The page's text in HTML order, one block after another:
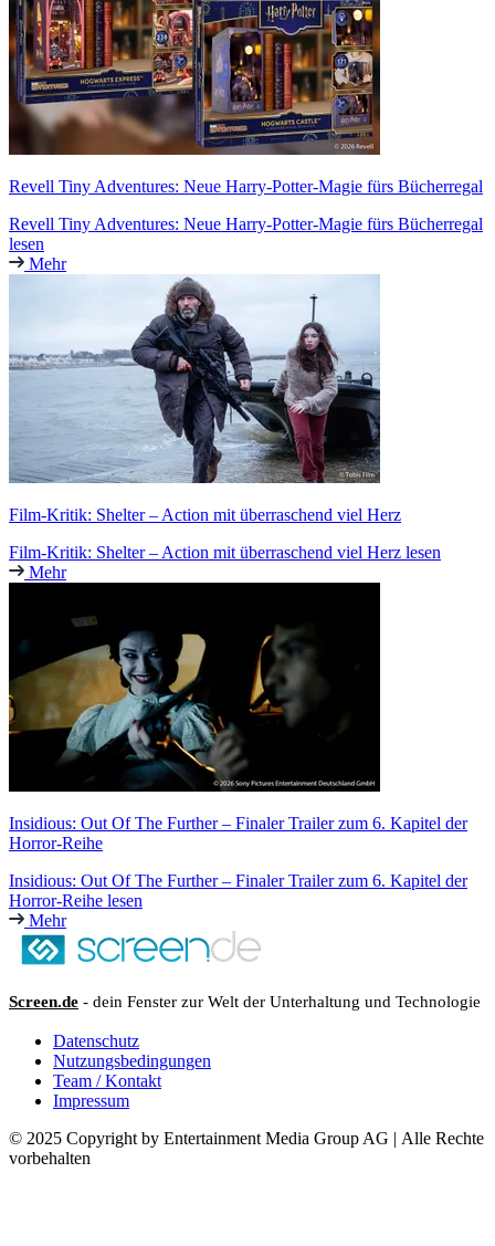
Revell Tiny Adventures: Neue Harry-Potter-Magie fürs Bücherregal
Revell Tiny Adventures: Neue Harry-Potter-Magie fürs Bücherregal
lesen
Mehr
Film-Kritik: Shelter – Action mit überraschend viel Herz
Film-Kritik: Shelter – Action mit überraschend viel Herz lesen
Mehr
Insidious: Out Of The Further – Finaler Trailer zum 6. Kapitel der
Horror-Reihe
Insidious: Out Of The Further – Finaler Trailer zum 6. Kapitel der
Horror-Reihe lesen
Mehr
Screen.de - dein Fenster zur Welt der Unterhaltung und Technologie
Datenschutz
Nutzungsbedingungen
Team / Kontakt
Impressum
© 2025 Copyright by Entertainment Media Group AG | Alle Rechte
vorbehalten